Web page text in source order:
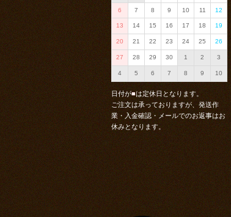
6 7 8 9 10 11 12
13 14 15 16 17 18 19
20 21 22 23 24 25 26
27 28 29 30 1 2 3
4 5 6 7 8 9 10
日付が■は定休日となります。
ご注文は承っておりますが、発送作
業・入金確認・メールでのお返事はお
休みとなります。